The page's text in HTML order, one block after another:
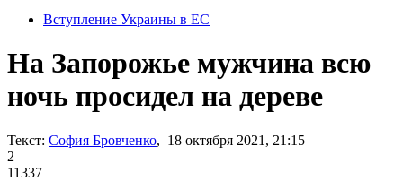
Вступление Украины в ЕС
На Запорожье мужчина всю
ночь просидел на дереве
Текст: София Бровченко, 18 октября 2021, 21:15
2
11337